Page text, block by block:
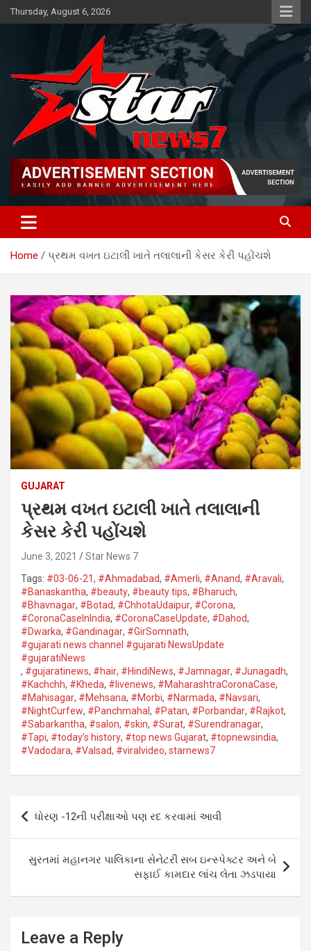
Skip
to
Thursday, August 6, 2026
Star News 7
Home પ્રથમ વખત ઇટાલી ખાતે તલાલાની કેસર કેરી પહોંચશે
GUJARAT
પ્રથમ વખત ઇટાલી ખાતે તલાલાની
કેસર કેરી પહોંચશે
June 3, 2021
Star News 7
Tags: #03-06-21, #Ahmadabad, #Amerli, #Anand, #Aravali,
#Banaskantha​, #beauty, #beauty tips, #Bharuch,
#Bhavnagar​, #Botad, #ChhotaUdaipur, #Corona​,
#CoronaCaseInIndia, #CoronaCaseUpdate, #Dahod​,
#Dwarka​, #Gandinagar, #GirSomnath,
#gujarati news channel #gujarati NewsUpdate
#gujaratiNews
, #gujaratinews, #hair, #HindiNews, #Jamnagar​, #Junagadh​,
#Kachchh, #Kheda​, #livenews, #MaharashtraCoronaCase,
#Mahisagar​, #Mehsana, #Morbi, #Narmada, #Navsari​,
#NightCurfew, #Panchmahal, #Patan​, #Porbandar​, #Rajkot​,
#Sabarkantha​, #salon, #skin, #Surat​, #Surendranagar,
#Tapi​, #today’s history, #top news Gujarat, #topnewsindia,
#Vadodara​, #Valsad​, #viralvideo, starnews7
Post
navigation
ધોરણ -12ની પરીક્ષાઓ પણ રદ કરવામાં આવી
સુરતમાં મહાનગર પાલિકાના સેનેટરી સબ ઇન્સ્પેક્ટર અને બે
સફાઈ કામદાર લાંચ લેતા ઝડપાયા
Leave a Reply